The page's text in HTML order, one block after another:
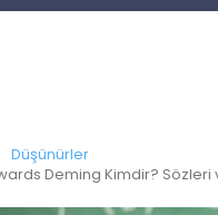
Düşünürler
Deming Kimdir? Sözleri